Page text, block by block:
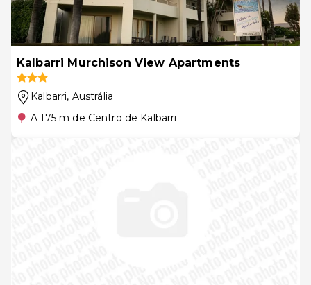
Kalbarri Murchison View Apartments
Kalbarri, Austrália
A 175 m de Centro de Kalbarri